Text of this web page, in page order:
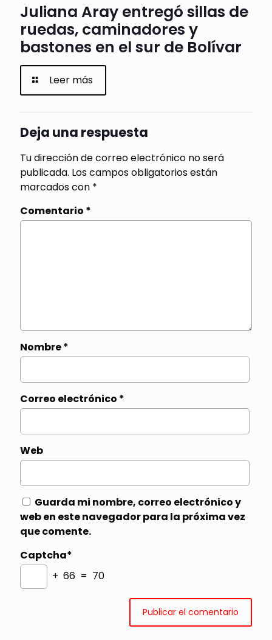
Juliana Aray entregó sillas de
ruedas, caminadores y
bastones en el sur de Bolívar
Leer más
Deja una respuesta
Tu dirección de correo electrónico no será
publicada. Los campos obligatorios están
marcados con *
Comentario *
Nombre*
Correo electrónico *
Web
Guarda mi nombre, correo electrónico y
web en este navegador para la próxima vez
que comente.
Captcha*
+ 66 = 70